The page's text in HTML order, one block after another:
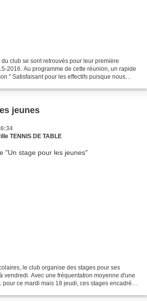
club se sont retrouvés pour leur première
2016. Au programme de cette réunion, un rapide
" Satisfaisant pour les effectifs puisque nous
jeunes
TENNIS DE TABLE
le club organise des stages pour ses
vendredi. Avec une fréquentation moyenne d'une
ce mardi mais 18 jeudi, ces stages encadrés